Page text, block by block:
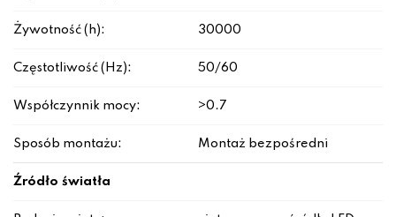
Żywotność (h): 30000
Częstotliwość (Hz): 50/60
Współczynnik mocy: >0.7
Sposób montażu: Montaż bezpośredni
Źródło światła